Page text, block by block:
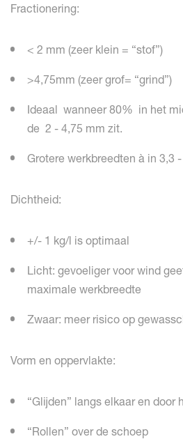
Fractionering:
< 2 mm (zeer klein = “stof”)
>4,75mm (zeer grof= “grind”)
Ideaal wanneer 80% in het
de 2 - 4,75 mm zit.
Grotere werkbreedten à in 3,3
Dichtheid:
+/- 1 kg/l is optimaal
Licht: gevoeliger voor wind
maximale werkbreedte
Zwaar: meer risico op
Vorm en oppervlakte:
“Glijden” langs elkaar en door
“Rollen” over de schoep